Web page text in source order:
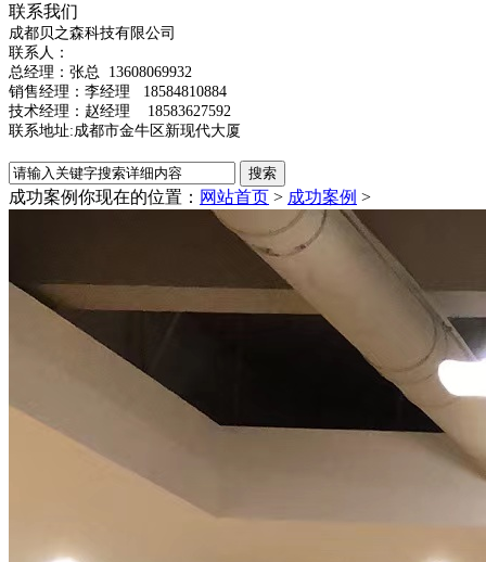
联系我们
成都贝之森科技有限公司
联系人：
总经理： 张总 13608069932
销售经理：李经理 18584810884
技术经理：赵经理 18583627592
联系地址:成都市金牛区新现代大厦
成功案例你现在的位置： 网站首页 > 成功案例 >